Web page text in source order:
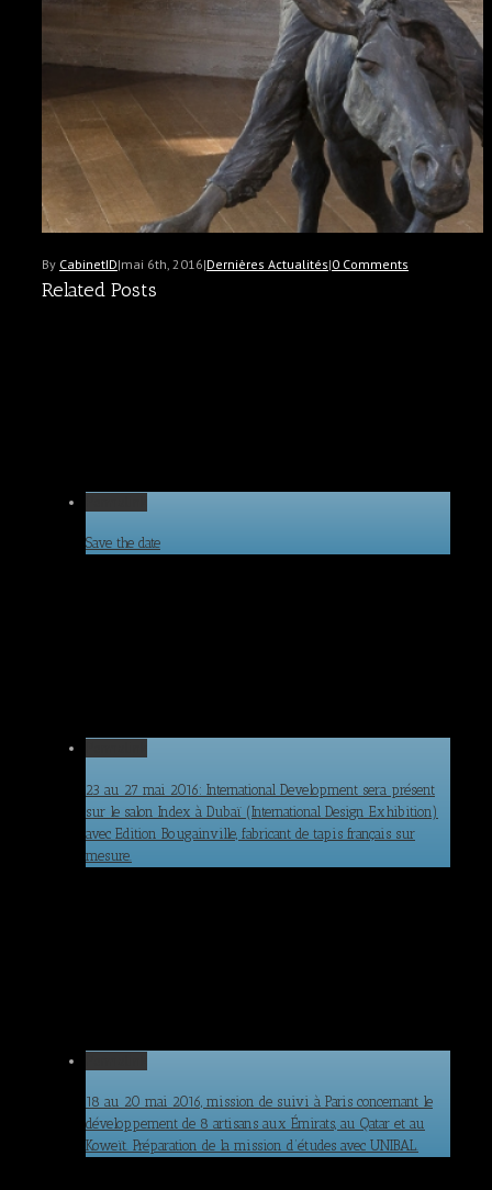
By CabinetID|mai 6th, 2016|Dernières Actualités|0 Comments
Related Posts
Save the date
23 au 27 mai 2016: International Development sera présent
sur le salon Index à Dubaï (International Design Exhibition)
avec Edition Bougainville, fabricant de tapis français sur
mesure.
18 au 20 mai 2016, mission de suivi à Paris concernant le
développement de 8 artisans aux Émirats, au Qatar et au
Koweït. Préparation de la mission d’études avec UNIBAL.